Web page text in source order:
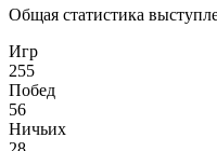
Общая статистика
Игр
255
Побед
56
Ничьих